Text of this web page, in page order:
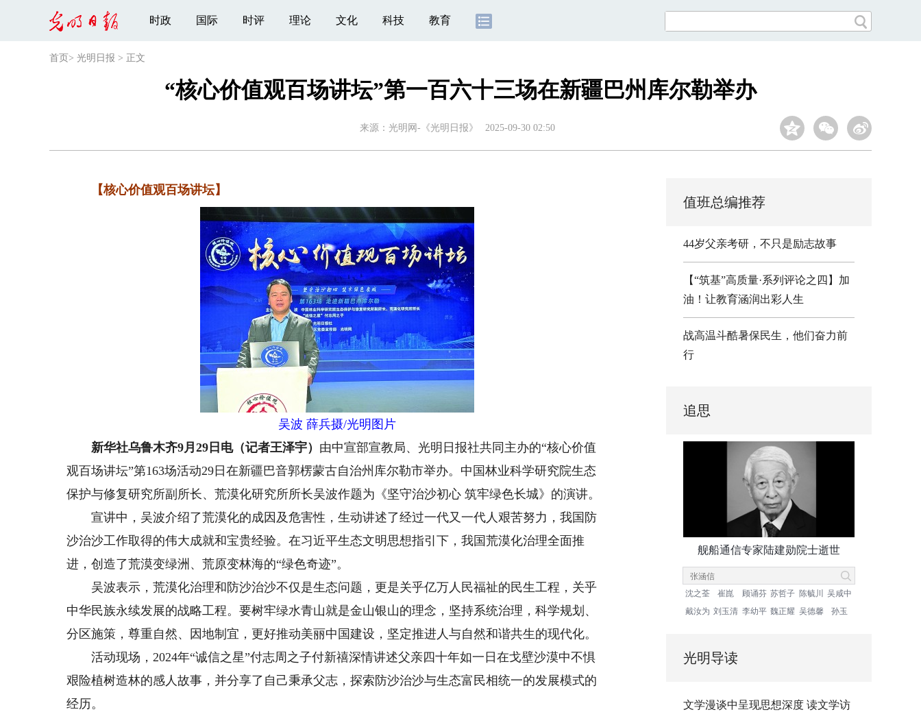
时政 国际 时评 理论 文化 科技 教育
首页 > 光明日报 > 正文
“核心价值观百场讲坛”第一百六十三场在新疆巴州库尔勒举办
来源： 光明网-《光明日报》 2025-09-30 02:50
【核心价值观百场讲坛】
吴波 薛兵摄/光明图片
新华社乌鲁木齐9月29日电（记者王泽宇） 由中宣部宣教局、光明日报社共同主办的“核心价值
观百场讲坛”第163场活动29日在新疆巴音郭楞蒙古自治州库尔勒市举办。中国林业科学研究院生态
保护与修复研究所副所长、荒漠化研究所所长吴波作题为《坚守治沙初心 筑牢绿色长城》的演讲。
宣讲中，吴波介绍了荒漠化的成因及危害性，生动讲述了经过一代又一代人艰苦努力，我国防
沙治沙工作取得的伟大成就和宝贵经验。在习近平生态文明思想指引下，我国荒漠化治理全面推
进，创造了荒漠变绿洲、荒原变林海的“绿色奇迹”。
吴波表示，荒漠化治理和防沙治沙不仅是生态问题，更是关乎亿万人民福祉的民生工程，关乎
中华民族永续发展的战略工程。要树牢绿水青山就是金山银山的理念，坚持系统治理，科学规划、
分区施策，尊重自然、因地制宜，更好推动美丽中国建设，坚定推进人与自然和谐共生的现代化。
活动现场，2024年“诚信之星”付志周之子付新禧深情讲述父亲四十年如一日在戈壁沙漠中不惧
艰险植树造林的感人故事，并分享了自己秉承父志，探索防沙治沙与生态富民相统一的发展模式的
经历。
值班总编推荐
44岁父亲考研，不只是励志故事
【“筑基”高质量·系列评论之四】加
油！让教育涵润出彩人生
战高温斗酷暑保民生，他们奋力前
行
追思
舰船通信专家陆建勋院士逝世
沈之荃 崔崑 顾诵芬 苏哲子 陈毓川
吴咸中
戴汝为 刘玉清 李幼平 魏正耀 吴德馨 孙玉
光明导读
文学漫谈中呈现思想深度 读文学访